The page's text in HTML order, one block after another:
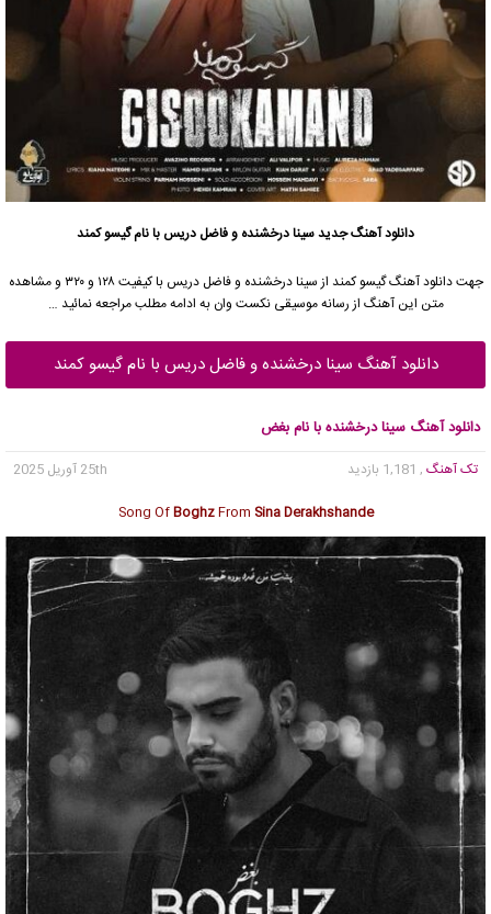
دانلود آهنگ جدیدسینا درخشنده و فاضل دریس با نام گیسو کمند
جهت دانلود آهنگ گیسو کمند از سینا درخشنده و فاضل دریس با کیفیت ۱۲۸ و ۳۲۰ و مشاهده
متن این آهنگ از رسانه موسیقی نکست وان به ادامه مطلب مراجعه نمائید …
دانلود آهنگ سینا درخشنده و فاضل دریس با نام گیسو کمند
دانلود آهنگ سینا درخشنده با نام بغض
تک آهنگ , 1,181 بازدید
25th آوریل 2025
Song OfBoghzFrom Sina Derakhshande